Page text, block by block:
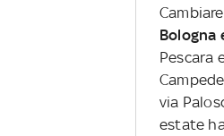
Bologna
Pescara
via
estate